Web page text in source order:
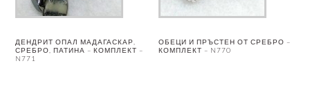
ДЕНДРИТ ОПАЛ МАДАГАСКАР,
СРЕБРО, ПАТИНА – КОМПЛЕКТ –
N771
ОБЕЦИ И ПРЪСТЕН ОТ СРЕБРО –
КОМПЛЕКТ – N770